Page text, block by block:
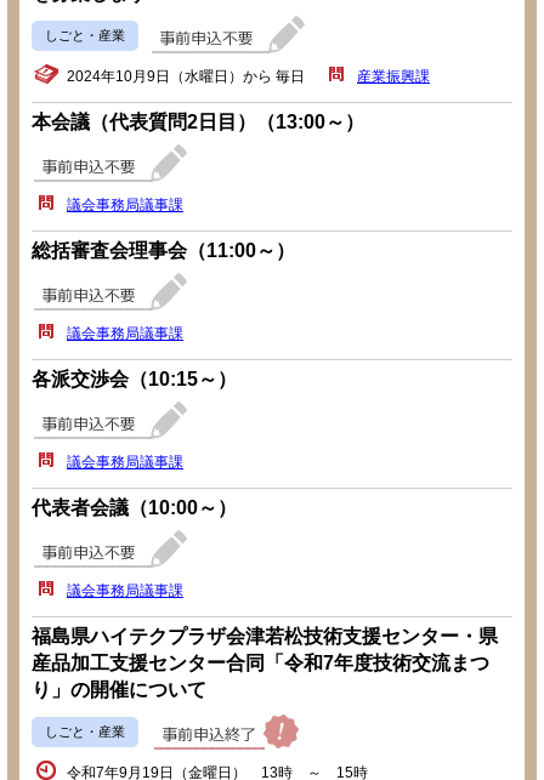
しごと・産業
2024年10月9日（水曜日）から 毎日 産業振興課
本会議（代表質問2日目）（13:00～）
議会事務局議事課
総括審査会理事会（11:00～）
議会事務局議事課
各派交渉会（10:15～）
議会事務局議事課
代表者会議（10:00～）
議会事務局議事課
福島県ハイテクプラザ会津若松技術支援センター・県
産品加工支援センター合同「令和7年度技術交流まつ
り」の開催について
しごと・産業
令和7年9月19日（金曜日） 13時 ～ 15時